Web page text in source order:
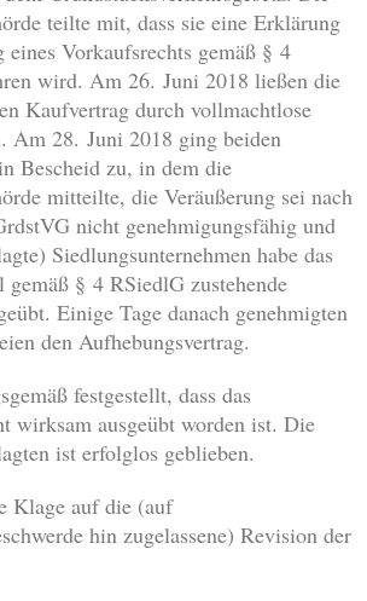
teilte mit, dass sie eine Erklärung
eines Vorkaufsrechts gemäß § 4
wird. Am 26. Juni 2018 ließen die
Kaufvertrag durch vollmachtlose
Am 28. Juni 2018 ging beiden
Bescheid zu, in dem die
mitteilte, die Veräußerung sei nach
nicht genehmigungsfähig und
Siedlungsunternehmen habe das
§ 4 RSiedlG zustehende
Einige Tage danach genehmigten
den Aufhebungsvertrag.
festgestellt, dass das
wirksam ausgeübt worden ist. Die
ist erfolglos geblieben.
Klage auf die (auf
hin zugelassene) Revision der